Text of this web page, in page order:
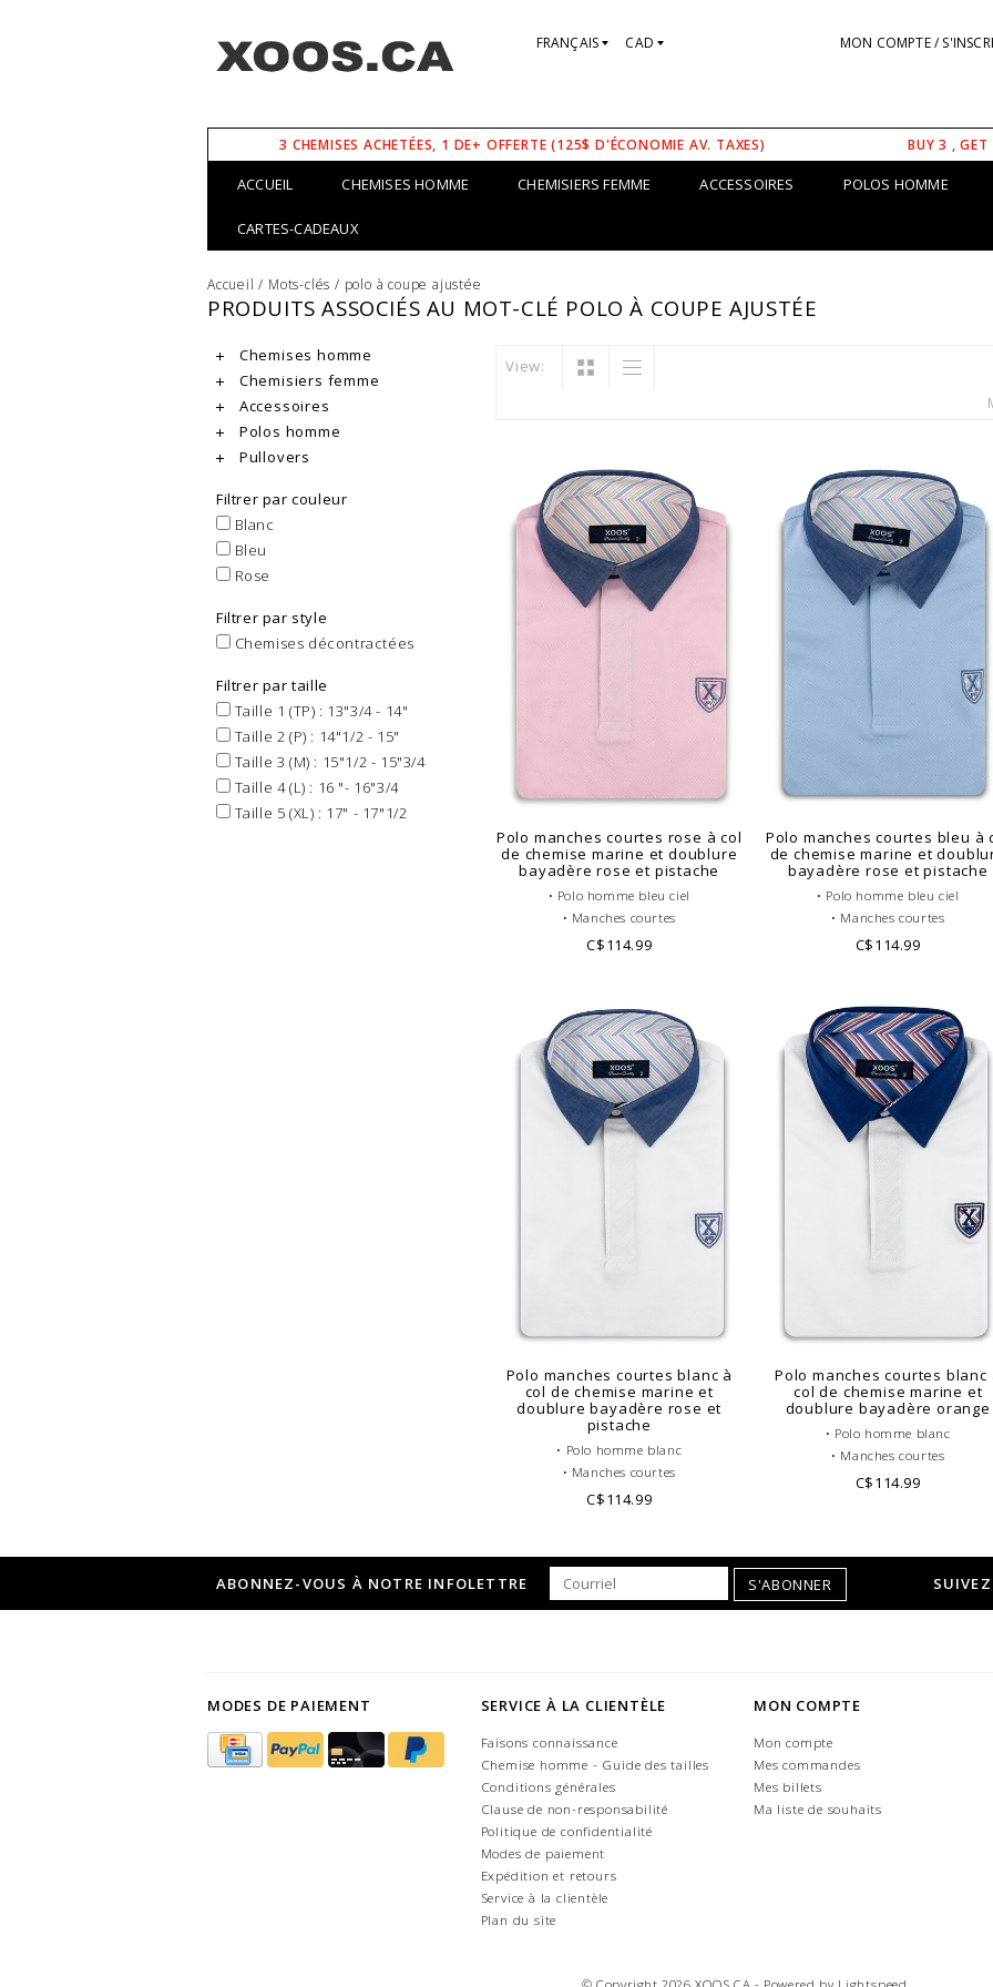
FRANÇAIS CAD MON COMPTE /
3 CHEMISES ACHETÉES, 1 DE+ OFFERTE (125$ D'ÉCONOMIE AV. TAXES) BUY 3 , GET
ACCUEIL CHEMISES HOMME CHEMISIERS FEMME ACCESSOIRES POLOS HOMME
CARTES-CADEAUX
Accueil / Mots-clés / polo à coupe ajustée
PRODUITS ASSOCIÉS AU MOT-CLÉ POLO À COUPE AJUSTÉE
Chemises homme
Chemisiers femme
Accessoires
Polos homme
Pullovers
Filtrer par couleur
Blanc
Bleu
Rose
Filtrer par style
Chemises décontractées
Filtrer par taille
Taille 1 (TP) : 13"3/4 - 14"
Taille 2 (P) : 14"1/2 - 15"
Taille 3 (M) : 15"1/2 - 15"3/4
Taille 4 (L) : 16 "- 16"3/4
Taille 5 (XL) : 17" - 17"1/2
View:
Polo manches courtes rose à col
de chemise marine et doublure
bayadère rose et pistache
• Polo homme bleu ciel
• Manches courtes
• Coupe ajustée ou cintrée
• Coton piqué
• Doublure à motifs
• Look casual
C$114.99
Polo manches courtes bleu à
de chemise marine et
bayadère rose et pistache
• Polo homme bleu ciel
• Manches courtes
• Coupe ajustée ou cintrée
• Coton piqué
• Doublure à motifs
• Look casual
C$114.99
Polo manches courtes blanc à
col de chemise marine et
doublure bayadère rose et
pistache
• Polo homme blanc
• Manches courtes
• Coupe ajustée ou cintrée
• Coton piqué
• Doublure à rayures
• Look casual
C$114.99
Polo manches courtes blanc
col de chemise marine et
doublure bayadère orange
• Polo homme blanc
• Manches courtes
• Coupe ajustée ou cintrée
• Doublure à rayures
C$114.99
ABONNEZ-VOUS À NOTRE INFOLETTRE S'ABONNER
MODES DE PAIEMENT SERVICE À LA CLIENTÈLE
Faisons connaissance
Chemise homme - Guide des tailles
Conditions générales
Clause de non-responsabilité
Politique de confidentialité
Modes de paiement
Expédition et retours
Service à la clientèle
Plan du site
MON COMPTE
Mon compte
Mes commandes
Mes billets
Ma liste de souhaits